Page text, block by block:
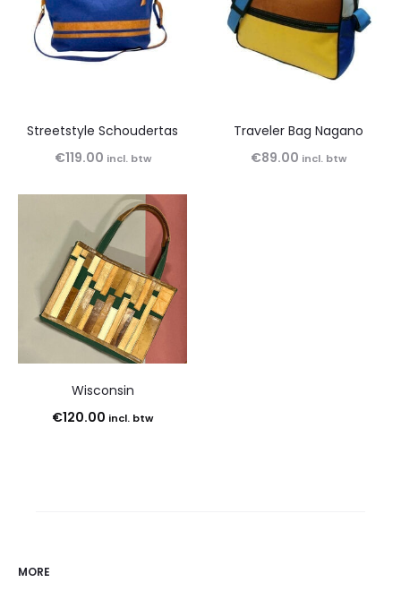
Streetstyle Schoudertas
€119.00 incl. btw
Traveler Bag Nagano
€89.00 incl. btw
Wisconsin
€120.00 incl. btw
MORE